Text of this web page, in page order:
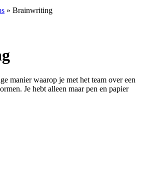
» Brainwriting
manier waarop je met het team over een
Je hebt alleen maar pen en papier